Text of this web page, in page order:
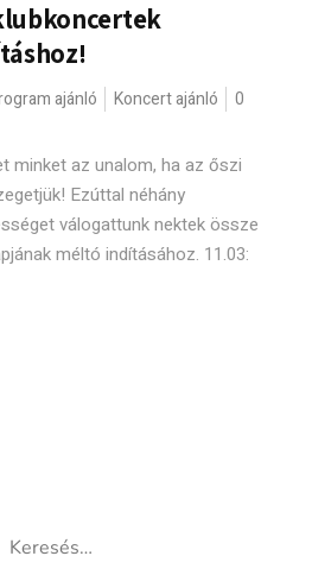
ajánló Koncert ajánló
0
minket az unalom, ha az őszi
Ezúttal néhány
válogattunk nektek össze
méltó indításához. 11.03: